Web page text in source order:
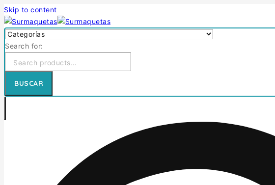
Skip to content
Search for:
BUSCAR